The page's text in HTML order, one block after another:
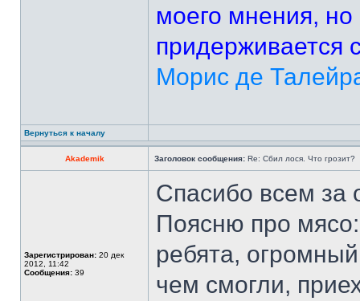
моего мнения,
придерживается
Морис де
Вернуться к началу
Akademik Заголовок сообщения: Re: Сбил лося. Что грозит?
Зарегистрирован: 20 дек
2012, 11:42
Сообщения: 39
Спасибо всем за
Поясню про
ребята,
чем смогли,